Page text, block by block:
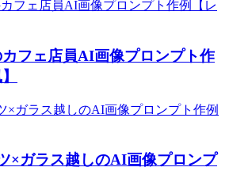
フェ店員AI画像プロンプト作
×ガラス越しのAI画像プロンプ